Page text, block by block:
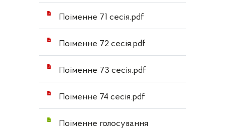
Поіменне 71 сесія.pdf
Поіменне 72 сесія.pdf
Поіменне 73 сесія.pdf
Поіменне 74 сесія.pdf
Поіменне голосування